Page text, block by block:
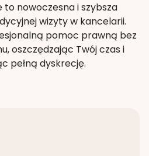
to nowoczesna i szybsza
wizyty w kancelarii.
pomoc prawną bez
oszczędzając Twój czas i
pełną dyskrecję.